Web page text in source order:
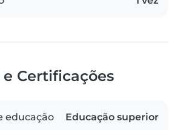
e Certificações
educação Educação superior